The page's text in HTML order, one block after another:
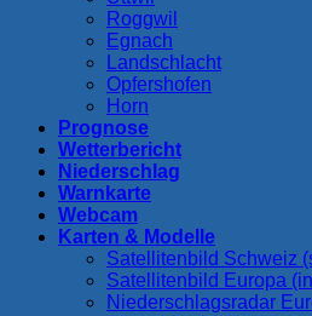
Roggwil
Egnach
Landschlacht
Opfershofen
Horn
Prognose
Wetterbericht
Niederschlag
Warnkarte
Webcam
Karten & Modelle
Satellitenbild Schweiz
Satellitenbild Europa
Niederschlagsradar